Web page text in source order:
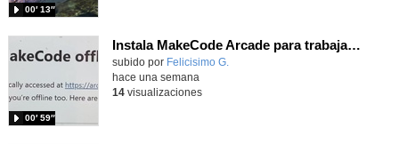
00′ 13″
Instala MakeCode Arcade para trabajar offline en tu tablet, ordenador, Chromebook
Contenido educativo.
subido por Felicisimo G.
00′ 59″
hace una semana
14visualizaciones